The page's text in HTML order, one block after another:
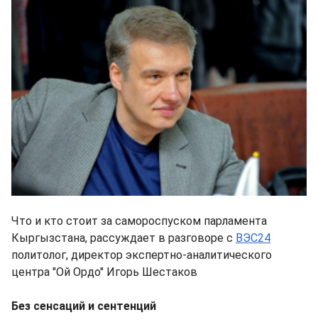
Что и кто стоит за самороспуском парламента
Кыргызстана, рассуждает в разговоре с ВЭС24
политолог, директор экспертно-аналитического
центра "Ой Ордо" Игорь Шестаков
Без сенсаций и сентенций